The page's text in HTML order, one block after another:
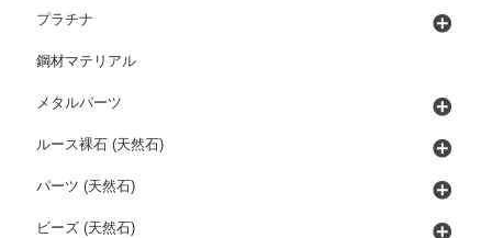
プラチナ
鋼材マテリアル
メタルパーツ
ルース裸石 (天然石)
パーツ (天然石)
ビーズ (天然石)